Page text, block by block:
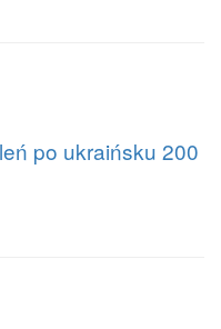
po ukraińsku 200